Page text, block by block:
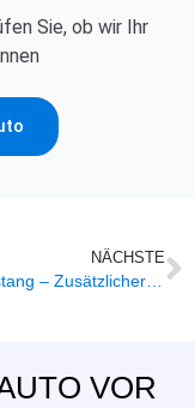
Sie, ob wir Ihr
NÄCHSTE
Ford Mustang – Zusätzlicher Diebstahlschutz
VOR